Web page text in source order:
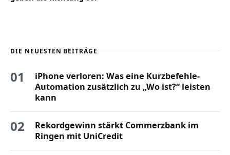
DIE NEUESTEN BEITRÄGE
01
iPhone verloren: Was eine Kurzbefehle-
Automation zusätzlich zu „Wo ist?“ leisten
kann
02
Rekordgewinn stärkt Commerzbank im
Ringen mit UniCredit